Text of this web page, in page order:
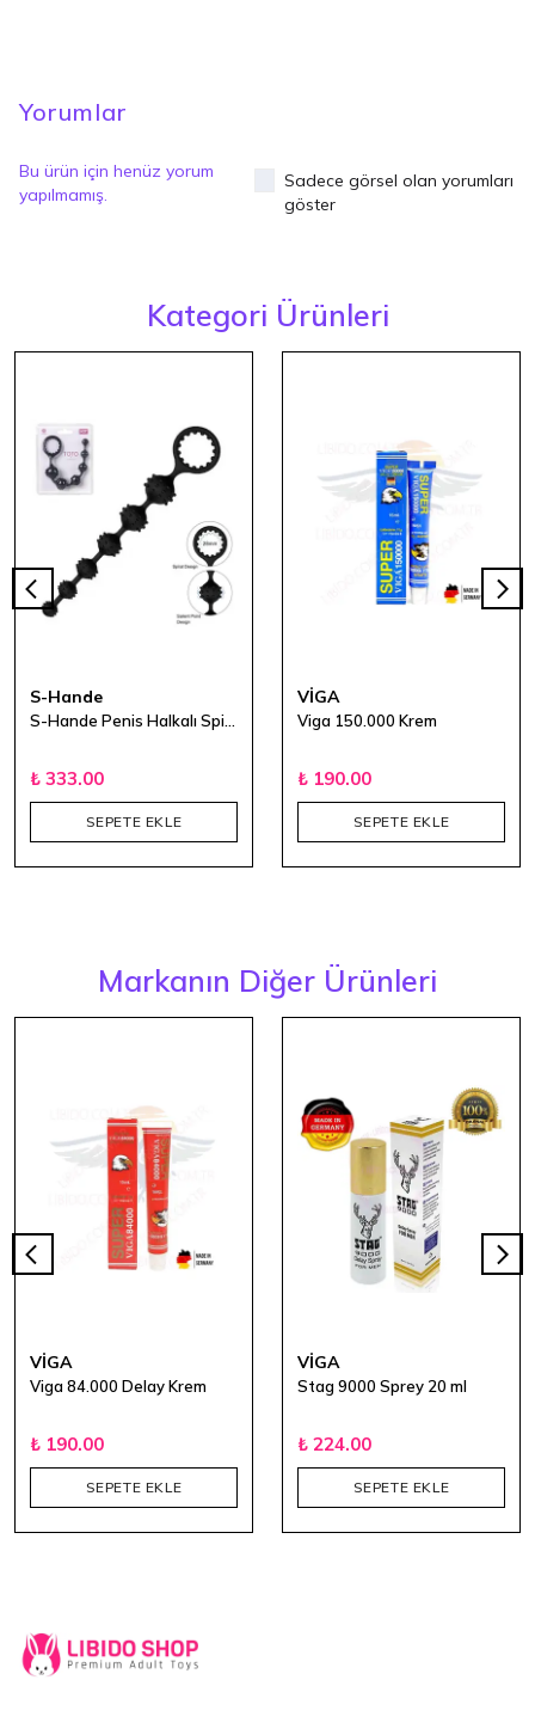
Yorumlar
Bu ürün için henüz yorum
yapılmamış.
Sadece görsel olan yorumları
göster
Kategori Ürünleri
S-Hande
₺ 333.00
SEPETE EKLE
VİGA
Viga 150.000 Krem
₺ 190.00
SEPETE EKLE
Markanın Diğer Ürünleri
VİGA
Viga 84.000 Delay Krem
₺ 190.00
SEPETE EKLE
VİGA
Stag 9000 Sprey 20 ml
₺ 224.00
SEPETE EKLE